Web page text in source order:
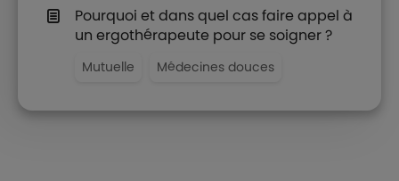
Pourquoi et dans quel cas faire appel à
un ergothérapeute pour se soigner ?
Mutuelle Médecines douces